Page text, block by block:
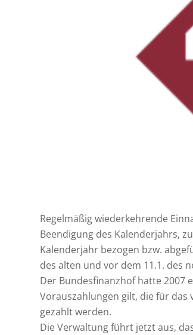
Regelmäßig wiederkehrende
Beendigung des Kalenderjahrs,
Kalenderjahr bezogen bzw.
des alten und vor dem 11.1. des
Der Bundesfinanzhof hatte 2007
Vorauszahlungen gilt, die für das
gezahlt werden.
Die Verwaltung führt jetzt aus,